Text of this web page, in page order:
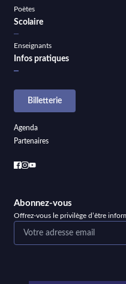
Poètes
Scolaire
Enseignants
Infos pratiques
Billetterie
Agenda
Partenaires
Abonnez-vous
Offrez-vous le privilège d’être